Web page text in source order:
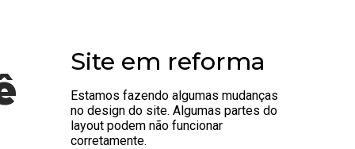
Site em reforma
Estamos fazendo algumas mudanças
no design do site. Algumas partes do
layout podem não funcionar
corretamente.